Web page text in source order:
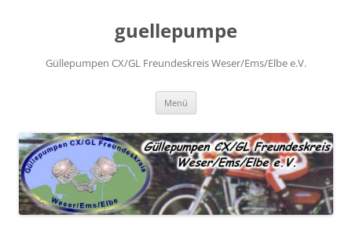
guellepumpe
Güllepumpen CX/GL Freundeskreis Weser/Ems/Elbe e.V.
Menü